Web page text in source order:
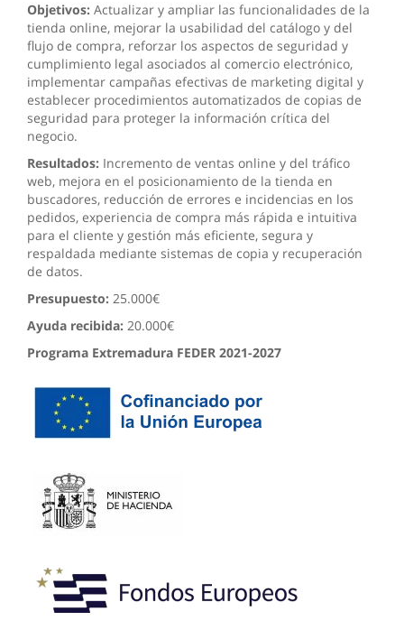
Objetivos: Actualizar y ampliar las funcionalidades de la
tienda online, mejorar la usabilidad del catálogo y del
flujo de compra, reforzar los aspectos de seguridad y
cumplimiento legal asociados al comercio electrónico,
implementar campañas efectivas de marketing digital y
establecer procedimientos automatizados de copias de
seguridad para proteger la información crítica del
negocio.
Resultados: Incremento de ventas online y del tráfico
web, mejora en el posicionamiento de la tienda en
buscadores, reducción de errores e incidencias en los
pedidos, experiencia de compra más rápida e intuitiva
para el cliente y gestión más eficiente, segura y
respaldada mediante sistemas de copia y recuperación
de datos.
Presupuesto: 25.000€
Ayuda recibida: 20.000€
Programa Extremadura FEDER 2021-2027